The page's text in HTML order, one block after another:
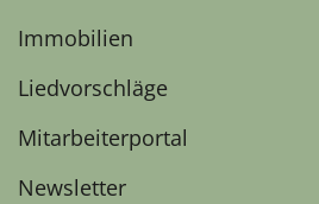
Immobilien
Liedvorschläge
Mitarbeiterportal
Newsletter